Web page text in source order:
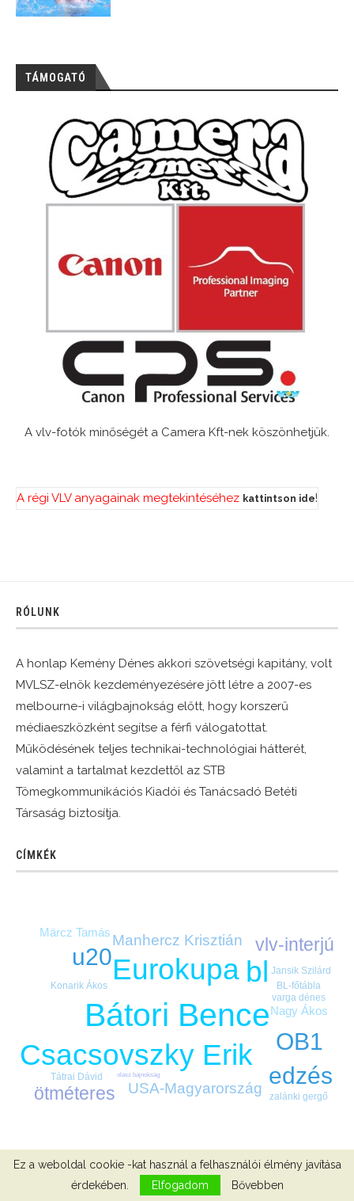
TÁMOGATÓ
A vlv-fotók minőségét a Camera Kft-nek köszönhetjük.
A régi VLV anyagainak megtekintéséhez kattintson ide!
RÓLUNK
A honlap Kemény Dénes akkori szövetségi kapitány, volt
MVLSZ-elnök kezdeményezésére jött létre a 2007-es
melbourne-i világbajnokság előtt, hogy korszerű
médiaeszközként segítse a férfi válogatottat.
Működésének teljes technikai-technológiai hátterét,
valamint a tartalmat kezdettől az STB
Tömegkommunikációs Kiadói és Tanácsadó Betéti
Társaság biztosítja.
CÍMKÉK
Bátori Bence
bl
Csacsovszky Erik
Eurokupa
edzés
OB1
u20 vlv-interjú
ötméteres
Manhercz Krisztián
USA-Magyarország
Märcz Tamás
Nagy Ákos
BL-főtábla
Jansik Szilárd
Konarik Ákos
Tátrai Dávid
varga dénes
zalánki gergő
olasz bajnokság
LINKEK
Ez a weboldal cookie -kat használ a felhasználói élmény javítása
érdekében.
Elfogadom Bővebben